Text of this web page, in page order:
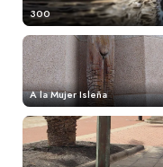
300
A la Mujer Isleña